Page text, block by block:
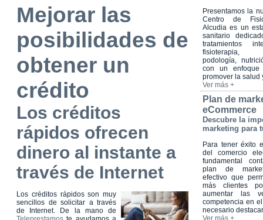
Mejorar las
posibilidades de
obtener un
crédito
Los créditos
rápidos ofrecen
dinero al instante a
través de Internet
Los créditos rápidos son muy
sencillos de solicitar a través
de Internet. De la mano de
Presentamos la
Centro de
Alcudia es un
sanitario
tratamientos
fisioterapia,
podología,
con un enfoque
promover la salud
Ver más +
Plan de
eCommerce
Descubre la
marketing para
Para tener éxito
del comercio
fundamental
plan de
efectivo que
más clientes
aumentar las
competencia en
necesario
Ver más +